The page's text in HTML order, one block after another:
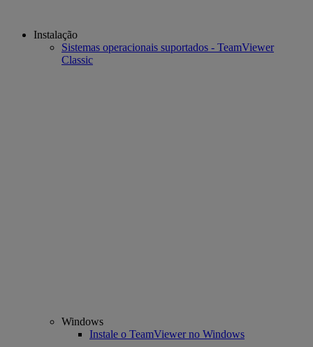
Instalação
Sistemas operacionais suportados - TeamViewer
Classic
Windows
Instale o TeamViewer no Windows